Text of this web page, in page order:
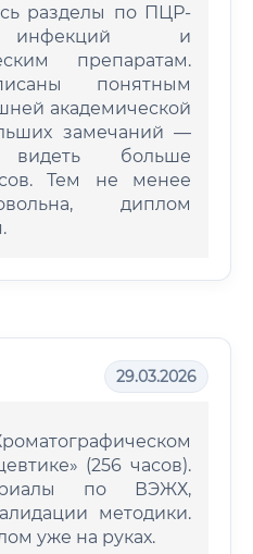
разделы по ПЦР-
инфекций и
препаратам.
понятным
академической
замечаний —
больше
Тем не менее
диплом
29.03.2026
(256 часов).
по ВЭЖХ,
методики.
уже на руках.